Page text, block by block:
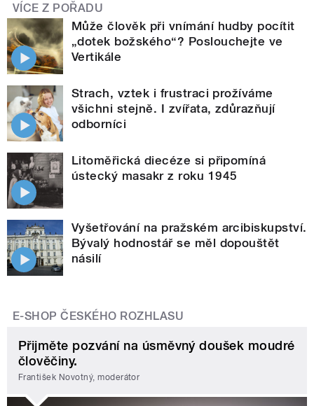
VÍCE Z POŘADU
Může člověk při vnímání hudby pocítit
„dotek božského“? Poslouchejte ve
Vertikále
Strach, vztek i frustraci prožíváme
všichni stejně. I zvířata, zdůrazňují
odborníci
Litoměřická diecéze si připomíná
ústecký masakr z roku 1945
Vyšetřování na pražském arcibiskupství.
Bývalý hodnostář se měl dopouštět
násilí
E-SHOP ČESKÉHO ROZHLASU
Přijměte pozvání na úsměvný doušek moudré
člověčiny.
František Novotný, moderátor